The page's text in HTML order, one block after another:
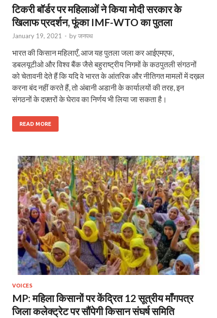
टिकरी बॉर्डर पर महिलाओं ने किया मोदी सरकार के
खिलाफ प्रदर्शन, फूंका IMF-WTO का पुतला
January 19, 2021 - byजनपथ
भारत की किसान महिलाएँ, आज यह पुतला जला कर आईएमएफ,
डबलयूटीओ और विश्व बैंक जैसे बहुराष्ट्रीय निगमों के कठपुतली संगठनों
को चेतावनी देते हैं कि यदि वे भारत के आंतरिक और नीतिगत मामलों में दख़ल
करना बंद नहीं करते हैं, तो अंबानी अडानी के कार्यालयों की तरह, इन
संगठनों के दफ़्तरों के घेराव का निर्णय भी लिया जा सकता है।
READ MORE
VOICES
MP: महिला किसानों पर केंद्रित 12 सूत्रीय माँगपत्र
जिला कलेक्ट्रेट पर सौंपेगी किसान संघर्ष समिति